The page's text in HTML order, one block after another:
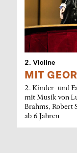
2. Violine
MIT
2. Kinder- und
mit Musik von
Brahms, Robert
ab 6 Jahren